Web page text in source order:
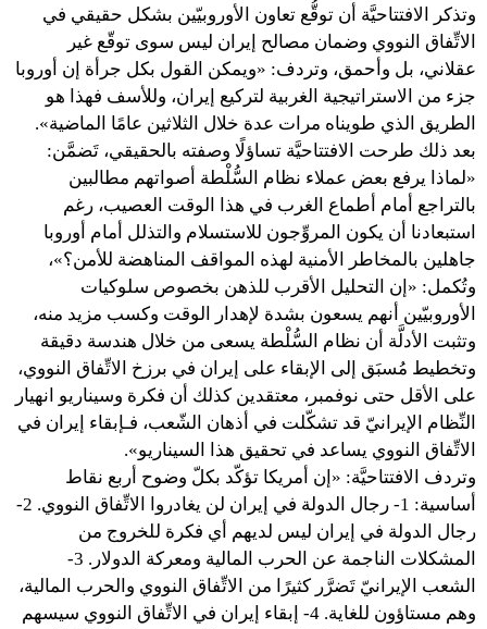
وتذكر الافتتاحيَّة أن توقُّع تعاون الأوروبيّين بشكل حقيقي في
الاتِّفاق النووي وضمان مصالح إيران ليس سوى توقّع غير
عقلاني، بل وأحمق، وتردف: «ويمكن القول بكل جرأة إن أوروبا
جزء من الاستراتيجية الغربية لتركيع إيران، وللأسف فهذا هو
الطريق الذي طويناه مرات عدة خلال الثلاثين عامًا الماضية».
بعد ذلك طرحت الافتتاحيَّة تساؤلًا وصفته بالحقيقي، تَضمَّن:
«لماذا يرفع بعض عملاء نظام السُّلْطة أصواتهم مطالبين
بالتراجع أمام أطماع الغرب في هذا الوقت العصيب، رغم
استبعادنا أن يكون المروِّجون للاستسلام والتذلل أمام أوروبا
جاهلين بالمخاطر الأمنية لهذه المواقف المناهضة للأمن؟»،
وتُكمل: «إن التحليل الأقرب للذهن بخصوص سلوكيات
الأوروبيّين أنهم يسعون بشدة لإهدار الوقت وكسب مزيد منه،
وتثبت الأدلَّة أن نظام السُّلْطة يسعى من خلال هندسة دقيقة
وتخطيط مُسبَق إلى الإبقاء على إيران في برزخ الاتِّفاق النووي،
على الأقل حتى نوفمبر، معتقدين كذلك أن فكرة وسيناريو انهيار
النِّظام الإيرانيّ قد تشكّلت في أذهان الشّعب، فـإبقاء إيران في
الاتِّفاق النووي يساعد في تحقيق هذا السيناريو».
وتردف الافتتاحيَّة: «إن أمريكا تؤكّد بكلّ وضوح أربع نقاط
أساسية: 1- رجال الدولة في إيران لن يغادروا الاتِّفاق النووي. 2-
رجال الدولة في إيران ليس لديهم أي فكرة للخروج من
المشكلات الناجمة عن الحرب المالية ومعركة الدولار. 3-
الشعب الإيرانيّ تَضرَّر كثيرًا من الاتِّفاق النووي والحرب المالية،
وهم مستاؤون للغاية. 4- إبقاء إيران في الاتِّفاق النووي سيسهم